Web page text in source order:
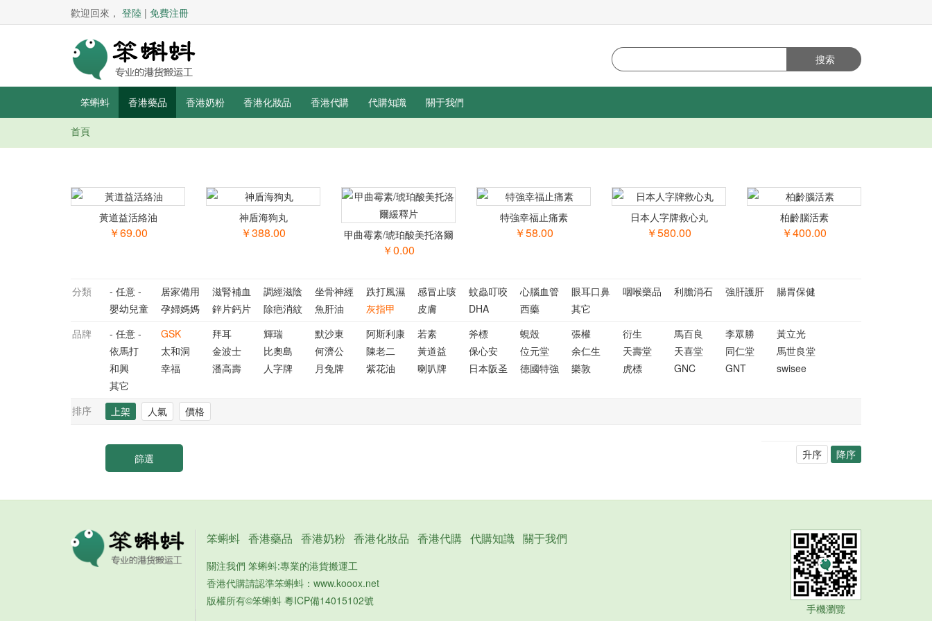
歡迎回來， 登陸 | 免費注冊
笨蝌蚪 香港藥品 香港奶粉 香港化妝品 香港代購 代購知識 關于我們
你在這里
首頁
黃道益活絡油
￥69.00
神盾海狗丸
￥388.00
甲曲霉素/琥珀酸美托洛爾
緩釋片
￥0.00
特強幸福止痛素
￥58.00
日本人字牌救心丸
￥580.00
柏齡腦活素
￥400.00
分類 - 任意 - 居家備用 滋腎補血 調經滋陰 坐骨神經 跌打風濕 感冒止咳 蚊蟲叮咬 心腦血管 眼耳口鼻 咽喉藥品 利膽消石 強肝護肝
腸胃保健
嬰幼兒童
孕婦媽媽 鋅片鈣片 除疤消紋 魚肝油 灰指甲 皮膚 DHA 西藥
其它
品牌
- 任意 - GSK 拜耳 輝瑞 默沙東 阿斯利康 若素 斧標 蜆殼 張權 衍生 馬百良 李眾勝
黃立光
依馬打
太和洞 金波士 比奧島 何濟公 陳老二 黃道益 保心安 位元堂 余仁生 天壽堂 天喜堂 同仁堂
馬世良堂
和興
幸福 潘高壽 人字牌 月兔牌 紫花油 喇叭牌 日本阪圣 德國特強 樂敦 虎標 GNC GNT
swisee
其它
排序
上架 人氣 價格
升序 降序
笨蝌蚪 香港藥品 香港奶粉 香港化妝品 香港代購 代購知識 關于我們
關注我們 笨蝌蚪:專業的港貨搬運工
香港代購請認準笨蝌蚪： www.kooox.net
版權所有©笨蝌蚪 粵ICP備14015102號
手機瀏覽